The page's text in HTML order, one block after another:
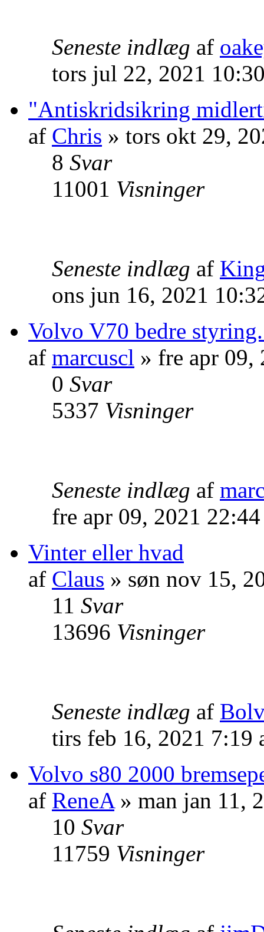
Seneste indlæg af
tors jul 22, 2021
"Antiskridsikring
af Chris » tors okt 29,
8 Svar
11001 Visninger
Seneste indlæg af
ons jun 16, 2021
Volvo V70 bedre
af marcuscl » fre apr 09,
0 Svar
5337 Visninger
Seneste indlæg af
fre apr 09, 2021
Vinter eller hvad
af Claus » søn nov 15,
11 Svar
13696 Visninger
Seneste indlæg af
tirs feb 16, 2021 7:19
Volvo s80 2000
af ReneA» man jan 11,
10 Svar
11759 Visninger